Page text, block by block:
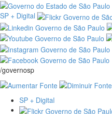
SP + Digital
/governosp
SP + Digital